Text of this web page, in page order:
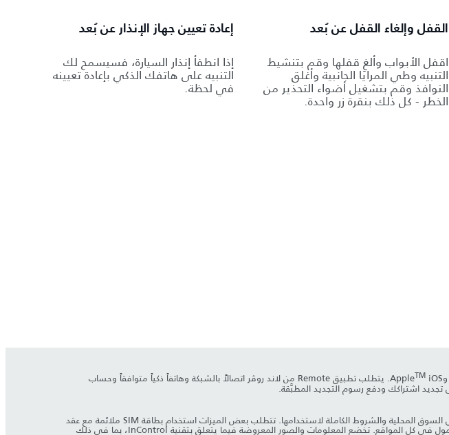
القفل وإلغاء القفل عن بُعد
اقفل الأبواب وألغِ قفلها وقم بتنشيط
التنبيه وطي المرايا الجانبية وأغلق
النوافذ وقم بتشغيل أضواء التحذير من
الخطر - كل ذلك بنقرة زر واحدة.
إعادة تعيين جهاز الإنذار عن بُعد
إذا انطفأ إنذار السيارة، فسيسمح لك
التنبيه على هاتفك الذكي بإعادة تعيينه
في لحظة.
وApple TM iOS. يتطلب تطبيق Remote من لاند روڤر اتصالاً بالشبكة وهاتفاً ذكياً متوافقاً وحساب
يستمر اعتماد ميزات نظام InControl وخياراته وتوفرها على وضع السوق - راجع الوكيل للاطلاع على مدى توفرها في السوق المحلية والشروط الكاملة لاستخدامها. تتطلب بعض الميزات استخدام بطاقة SIM ملائمة مع عقد
بيانات مناسب، ما يتطلب اشتراكاً آخر بعد مرور المدة الأولية التي يخبرك بها الوكيل. لا يمكن ضمان إمكانية اتصال المحمول في كل المواقع. تخضع المعلومات والصور المعروضة فيما يتعلق بتقنية InControl، بما في ذلك